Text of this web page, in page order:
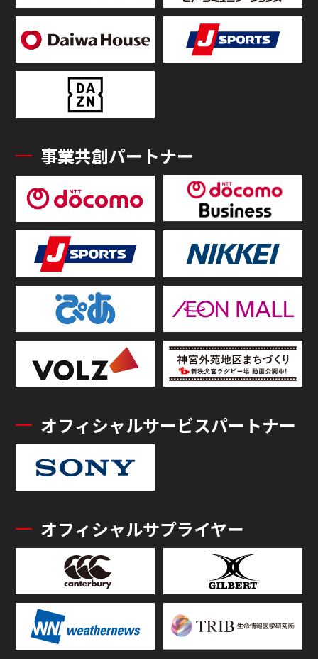
事業共創パートナー
オフィシャルサービスパートナー
オフィシャルサプライヤー